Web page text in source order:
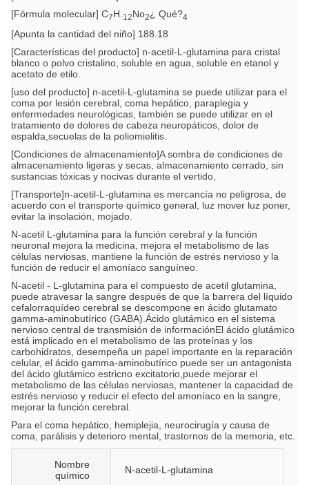
[Fórmula molecular] C7H. 12No2¿ Qué?4
[Apunta la cantidad del niño] 188.18
[Características del producto] n-acetil-L-glutamina para cristal
blanco o polvo cristalino, soluble en agua, soluble en etanol y
acetato de etilo.
[uso del producto] n-acetil-L-glutamina se puede utilizar para el
coma por lesión cerebral, coma hepático, paraplegia y
enfermedades neurológicas, también se puede utilizar en el
tratamiento de dolores de cabeza neuropáticos, dolor de
espalda,secuelas de la poliomielitis.
[Condiciones de almacenamiento]A sombra de condiciones de
almacenamiento ligeras y secas, almacenamiento cerrado, sin
sustancias tóxicas y nocivas durante el vertido,
[Transporte]n-acetil-L-glutamina es mercancía no peligrosa, de
acuerdo con el transporte químico general, luz mover luz poner,
evitar la insolación, mojado.
N-acetil L-glutamina para la función cerebral y la función
neuronal mejora la medicina, mejora el metabolismo de las
células nerviosas, mantiene la función de estrés nervioso y la
función de reducir el amoníaco sanguíneo.
N-acetil - L-glutamina para el compuesto de acetil glutamina,
puede atravesar la sangre después de que la barrera del líquido
cefalorraquídeo cerebral se descompone en ácido glutamato
gamma-aminobutírico (GABA).Ácido glutámico en el sistema
nervioso central de transmisión de informaciónEl ácido glutámico
está implicado en el metabolismo de las proteínas y los
carbohidratos, desempeña un papel importante en la reparación
celular, el ácido gamma-aminobutírico puede ser un antagonista
del ácido glutámico estricno excitatorio,puede mejorar el
metabolismo de las células nerviosas, mantener la capacidad de
estrés nervioso y reducir el efecto del amoníaco en la sangre,
mejorar la función cerebral.
Para el coma hepático, hemiplejia, neurocirugía y causa de
coma, parálisis y deterioro mental, trastornos de la memoria, etc.
Nombre
químico
N-acetil-L-glutamina